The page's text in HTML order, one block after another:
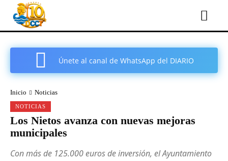
Únete al canal de WhatsApp del DIARIO
Inicio Noticias
NOTICIAS
Los Nietos avanza con nuevas mejoras
municipales
Con más de 125.000 euros de inversión, el Ayuntamiento